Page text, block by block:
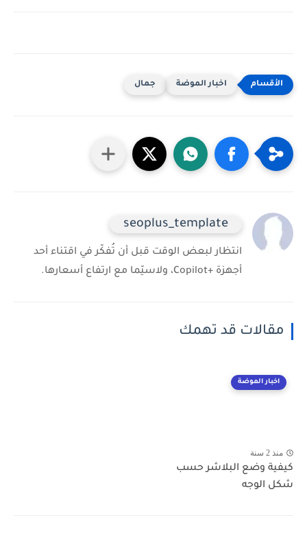
اخبار الموضة جمال
seoplus_template
انتظار لبعض الوقت قبل أن تُفكّر في اقتناء أحد
أجهزة +Copilot، ولاسيّما مع ارتفاع أسعارها.
مقالات قد تهمك
اخبار الموضة
منذ 2 سنة
كيفية وضع البلاشر حسب
شكل الوجه